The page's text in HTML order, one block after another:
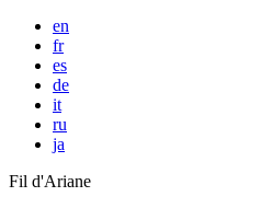
en
fr
es
de
it
ru
ja
Fil d'Ariane